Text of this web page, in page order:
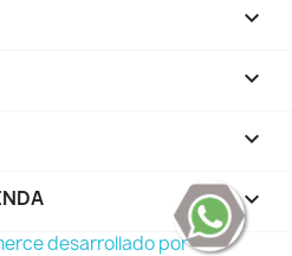



keyboard_arrow_down
desarrollado por